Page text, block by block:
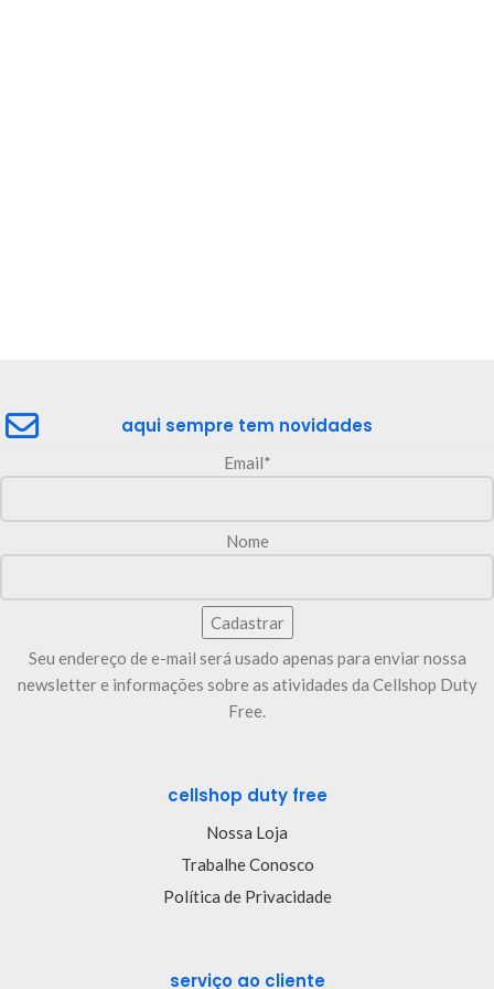
aqui sempre tem novidades
Email*
Nome
Seu endereço de e-mail será usado apenas para enviar nossa
newsletter e informações sobre as atividades da Cellshop Duty
Free.
cellshop duty free
Nossa Loja
Trabalhe Conosco
Política de Privacidade
serviço ao cliente